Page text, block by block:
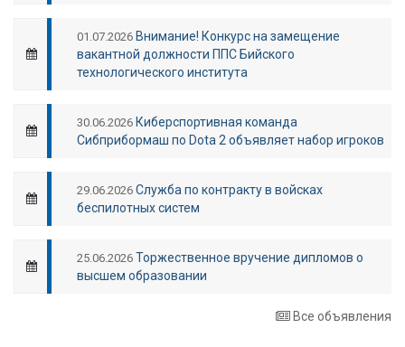
01.07.2026 Внимание! Конкурс на замещение
вакантной должности ППС Бийского
технологического института
30.06.2026 Киберспортивная команда
Сибприбормаш по Dota 2 объявляет набор игроков
29.06.2026 Служба по контракту в войсках
беспилотных систем
25.06.2026 Торжественное вручение дипломов о
высшем образовании
Все объявления